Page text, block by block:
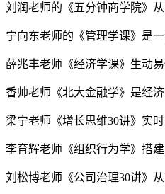
刘润老师的《五分钟商学院》从
宁向东老师的《管理学课》是一
薛兆丰老师《经济学课》生动易
香帅老师《北大金融学》是经
梁宁老师《增长思维30讲》实时
李育辉老师《组织行为学》搭建
刘松博老师《公司治理30讲》